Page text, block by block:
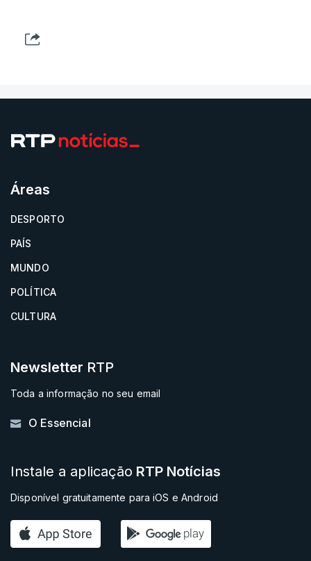
Áreas
DESPORTO
PAÍS
MUNDO
POLÍTICA
CULTURA
Newsletter RTP
Toda a informação no seu email
O Essencial
Instale a aplicação RTP Notícias
Disponível gratuitamente para iOS e Android